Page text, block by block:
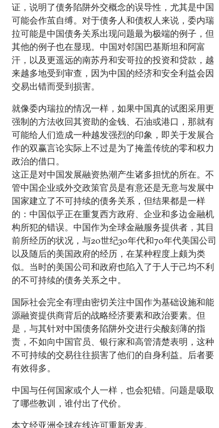
证，说明了债务陷阱外交概念的误导性，尤其是中国
可能会作茧自缚。对于债务人和债权人来说，委内瑞
拉可能是中国债务关系出现问题最为极端的例子，但
其他的例子也在显现。中国对邻国巴基斯坦和阿富
汗，以及更遥远的南苏丹和安哥拉的投资和贷款，越
来越多地受到审查，因为中国的经济和安全利益会因
交易出错而受到损害。
就像委内瑞拉的情况一样，如果中国真的试图采用更
强制的方法收回其资助的金钱、石油或港口，那就有
可能给人们造成一种越发强烈的印象，即关于发展合
作的双赢言论实际上不过是为了掩盖传统的零和权力
政治的借口。
这正是对中国发展融资热潮产生诸多担忧的所在。不
管中国企业或外交政策官员是有意还是无意与发展中
国家建立了不可持续的债务关系，但结果都是一样
的：中国似乎正在重复西方政府、企业和多边金融机
构所犯的错误。中国作为全球金融服务提供者，其目
前所经历的状况，与20世纪30年代和70年代美国公司
以及随后的美国政府的经历，在某种程度上颇为类
似。当时的美国公司和政府也陷入了于人于己均不利
的不可持续的债务关系之中。
国际社会完全有理由密切关注中国作为基础设施和能
源融资提供商背后的战略经济要素和政治要素。但
是，与其针对中国债务陷阱外交进行尖酸刻薄的指
责，不如向中国官员、银行家和高管清楚表明，这种
不可持续的交易往往损害了他们的自身利益。后者要
有效得多。
中国与任何国家或个人一样，也会犯错。问题是吸取
了哪些教训，谁付出了代价。
本文经亚洲全球在线许可重新发表。